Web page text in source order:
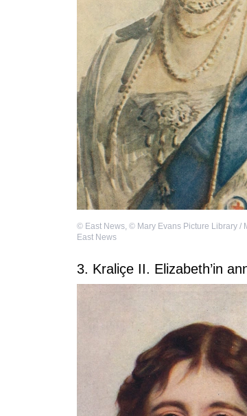
© East News, © Mary Evans Picture Library /
East News
3. Kraliçe II. Elizabeth’in